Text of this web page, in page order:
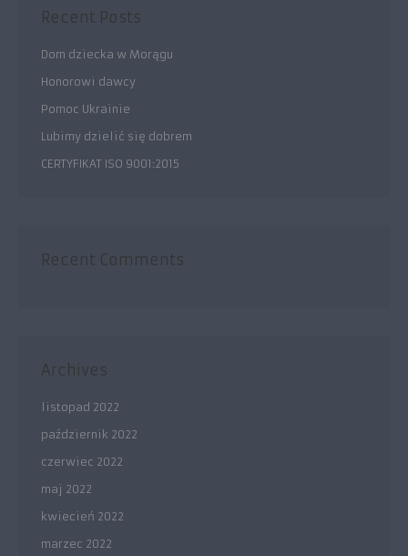
Recent Posts
Dom dziecka w Morągu
Honorowi dawcy
Pomoc Ukrainie
Lubimy dzielić się dobrem
CERTYFIKAT ISO 9001:2015
Recent Comments
Archives
listopad 2022
październik 2022
czerwiec 2022
maj 2022
kwiecień 2022
marzec 2022